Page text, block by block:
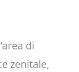
di
zenitale,